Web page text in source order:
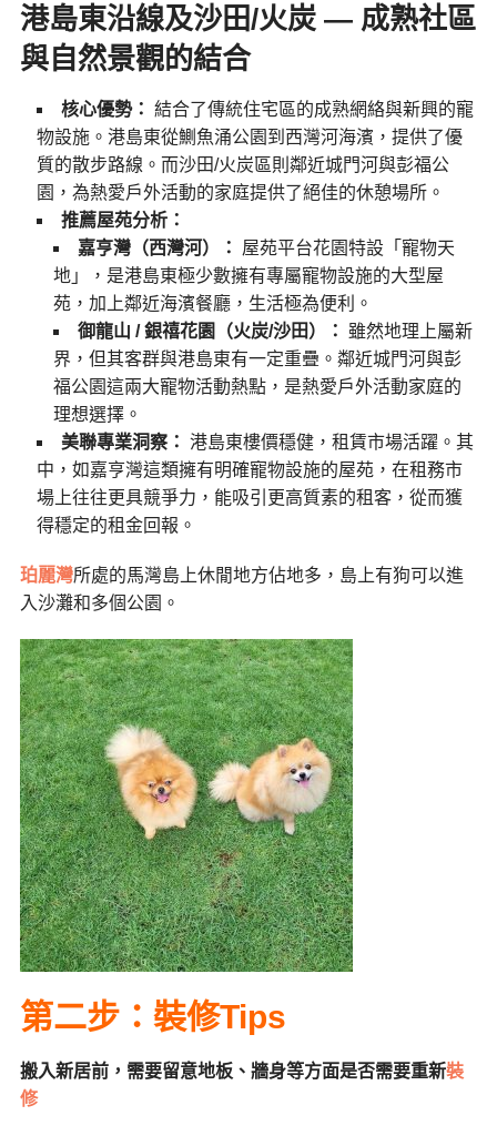
港島東沿線及沙田/火炭 — 成熟社區
與自然景觀的結合
核心優勢： 結合了傳統住宅區的成熟網絡與新興的寵
物設施。港島東從鰂魚涌公園到西灣河海濱，提供了優
質的散步路線。而沙田/火炭區則鄰近城門河與彭福公
園，為熱愛戶外活動的家庭提供了絕佳的休憩場所。
推薦屋苑分析：
嘉亨灣（西灣河）：
屋苑平台花園特設「寵物天
地」，是港島東極少數擁有專屬寵物設施的大型屋
苑，加上鄰近海濱餐廳，生活極為便利。
御龍山 / 銀禧花園（火炭/沙田）：
雖然地理上屬新
界，但其客群與港島東有一定重疊。鄰近城門河與彭
福公園這兩大寵物活動熱點，是熱愛戶外活動家庭的
理想選擇。
美聯專業洞察： 港島東樓價穩健，租賃市場活躍。其
中，如嘉亨灣這類擁有明確寵物設施的屋苑，在租務市
場上往往更具競爭力，能吸引更高質素的租客，從而獲
得穩定的租金回報。
珀麗灣所處的馬灣島上休閒地方佔地多，島上有狗可以進
入沙灘和多個公園。
第二步：裝修Tips
搬入新居前，需要留意地板、牆身等方面是否需要重新裝
修